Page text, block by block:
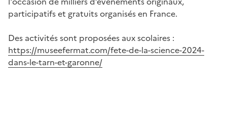
participatifs et gratuits organisés en France.
Des activités sont proposées aux scolaires :
https://museefermat.com/fete-de-la-science-2024-
dans-le-tarn-et-garonne/